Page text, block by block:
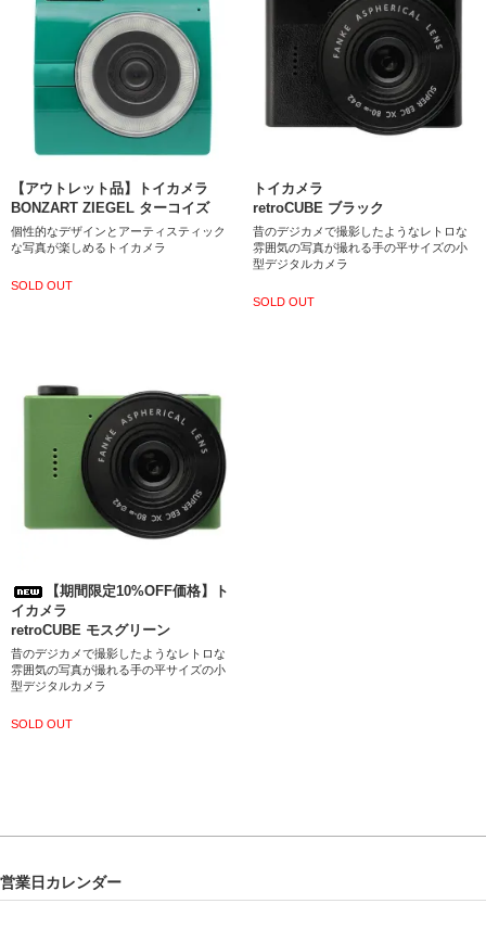
【アウトレット品】トイカメラ
BONZART ZIEGEL ターコイズ
個性的なデザインとアーティスティック
な写真が楽しめるトイカメラ
SOLD OUT
トイカメラ
retroCUBE ブラック
昔のデジカメで撮影したようなレトロな
雰囲気の写真が撮れる手の平サイズの小
型デジタルカメラ
SOLD OUT
【期間限定10%OFF価格】ト
イカメラ
retroCUBE モスグリーン
昔のデジカメで撮影したようなレトロな
雰囲気の写真が撮れる手の平サイズの小
型デジタルカメラ
SOLD OUT
営業日カレンダー